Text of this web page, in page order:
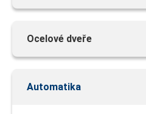
Ocelové dveře
Automatika